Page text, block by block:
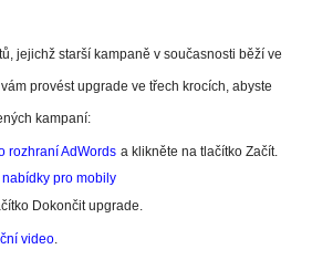
jejichž starší kampaně v současnosti běží ve
provést upgrade ve třech krocích, abyste
kampaní:
rozhraní AdWords a klikněte na tlačítko Začít.
pro mobily
Dokončit upgrade.
video